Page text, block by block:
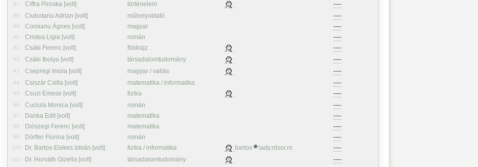
87 Ciffra Piroska [volt] történelem ----
88 Ciubotariu Adrian [volt] műhelyoktató ----
89 Coroianu Ágnes [volt] magyar ----
90 Cristea Ligia [volt] román ----
91 Csáki Ferenc [volt] földrajz ----
92 Csáki Ibolya [volt] társadalomtudomány ----
93 Csepregi Imola [volt] magyar / vallás ----
94 Csiszár Csilla [volt] matematika / informatika ----
95 Csuzi Emese [volt] fizika ----
96 Cuciula Monica [volt] román ----
97 Danka Edit [volt] matematika ----
98 Diószegi Ferenc [volt] matematika ----
99 Dörfler Florina [volt] román ----
100 Dr. Bartos-Elekes István [volt] fizika / informatika bartos lady.rdsor.ro ----
101 Dr. Horváth Gizella [volt] társadalomtudomány ----